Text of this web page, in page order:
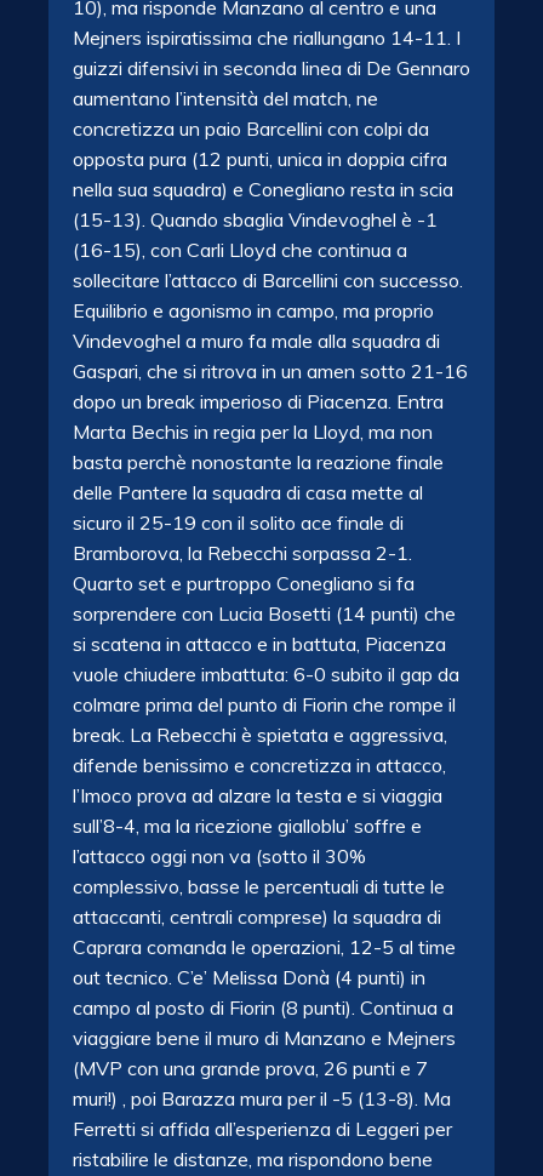
10), ma risponde Manzano al centro e una
Mejners ispiratissima che riallungano 14-11. I
guizzi difensivi in seconda linea di De Gennaro
aumentano l’intensità del match, ne
concretizza un paio Barcellini con colpi da
opposta pura (12 punti, unica in doppia cifra
nella sua squadra) e Conegliano resta in scia
(15-13). Quando sbaglia Vindevoghel è -1
(16-15), con Carli Lloyd che continua a
sollecitare l’attacco di Barcellini con successo.
Equilibrio e agonismo in campo, ma proprio
Vindevoghel a muro fa male alla squadra di
Gaspari, che si ritrova in un amen sotto 21-16
dopo un break imperioso di Piacenza. Entra
Marta Bechis in regia per la Lloyd, ma non
basta perchè nonostante la reazione finale
delle Pantere la squadra di casa mette al
sicuro il 25-19 con il solito ace finale di
Bramborova, la Rebecchi sorpassa 2-1.
Quarto set e purtroppo Conegliano si fa
sorprendere con Lucia Bosetti (14 punti) che
si scatena in attacco e in battuta, Piacenza
vuole chiudere imbattuta: 6-0 subito il gap da
colmare prima del punto di Fiorin che rompe il
break. La Rebecchi è spietata e aggressiva,
difende benissimo e concretizza in attacco,
l’Imoco prova ad alzare la testa e si viaggia
sull’8-4, ma la ricezione gialloblu’ soffre e
l’attacco oggi non va (sotto il 30%
complessivo, basse le percentuali di tutte le
attaccanti, centrali comprese) la squadra di
Caprara comanda le operazioni, 12-5 al time
out tecnico. C’e’ Melissa Donà (4 punti) in
campo al posto di Fiorin (8 punti). Continua a
viaggiare bene il muro di Manzano e Mejners
(MVP con una grande prova, 26 punti e 7
muri!) , poi Barazza mura per il -5 (13-8). Ma
Ferretti si affida all’esperienza di Leggeri per
ristabilire le distanze, ma rispondono bene